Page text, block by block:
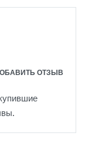
ОТЗЫВ